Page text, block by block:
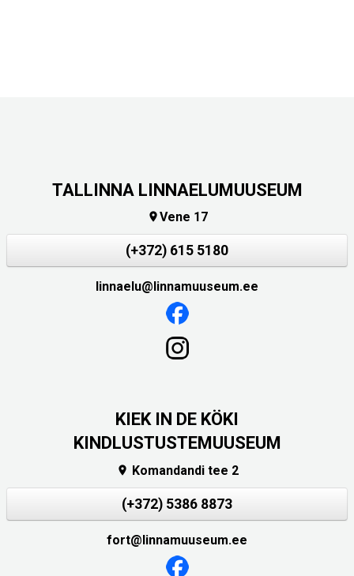
TALLINNA LINNAELUMUUSEUM
Vene 17
(+372) 615 5180
linnaelu@linnamuuseum.ee
KIEK IN DE KÖKI
KINDLUSTUSTEMUUSEUM
 Komandandi tee 2
(+372) 5386 8873
fort@linnamuuseum.ee